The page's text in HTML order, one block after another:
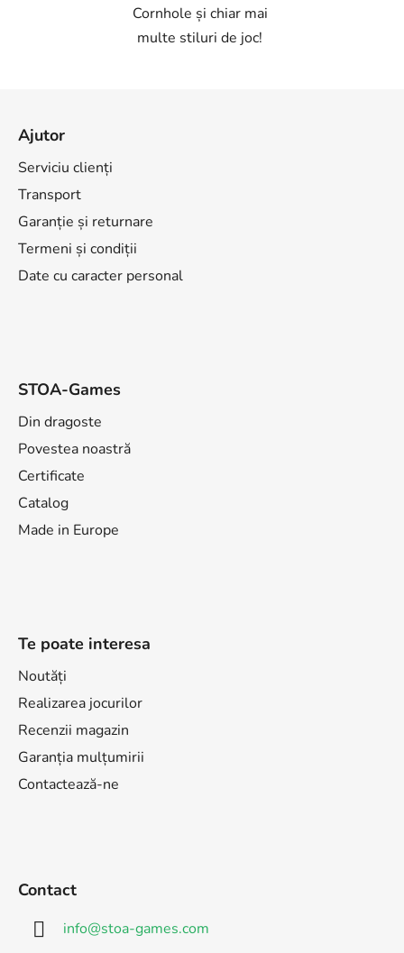
Cornhole și chiar mai
multe stiluri de joc!
Ajutor
Serviciu clienți
Transport
Garanție și returnare
Termeni și condiții
Date cu caracter personal
STOA-Games
Din dragoste
Povestea noastră
Certificate
Catalog
Made in Europe
Te poate interesa
Noutăți
Realizarea jocurilor
Recenzii magazin
Garanția mulțumirii
Contactează-ne
Contact
info@stoa-games.com